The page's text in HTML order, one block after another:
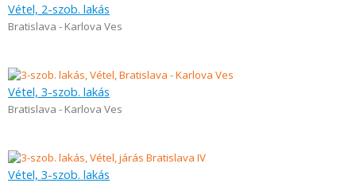
Vétel, 2-szob. lakás
Bratislava - Karlova Ves
Vétel, 3-szob. lakás
Bratislava - Karlova Ves
Vétel, 3-szob. lakás